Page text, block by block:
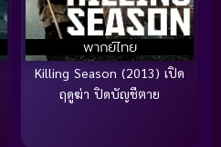
พากย์ไทย
Killing Season (2013) เปิด
ฤดูฆ่า ปิดบัญชีตาย